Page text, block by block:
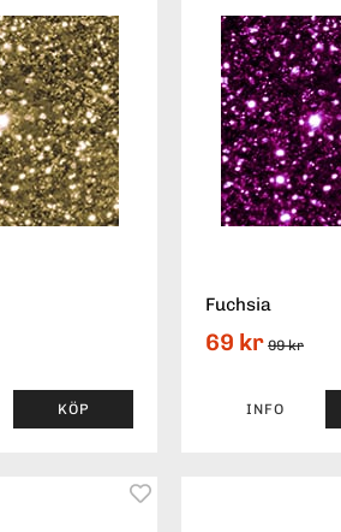
KÖP
Fuchsia
69 kr 99 kr
INFO